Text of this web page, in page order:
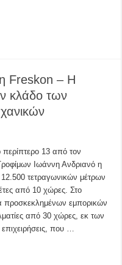
Freskon – Η
κλάδο των
περίπτερο 13 από τον
Ιωάννη Ανδριανό η
τετραγωνικών μέτρων
από 10 χώρες. Στο
προσκεκλημένων εμπορικών
από 30 χώρες, εκ των
που …